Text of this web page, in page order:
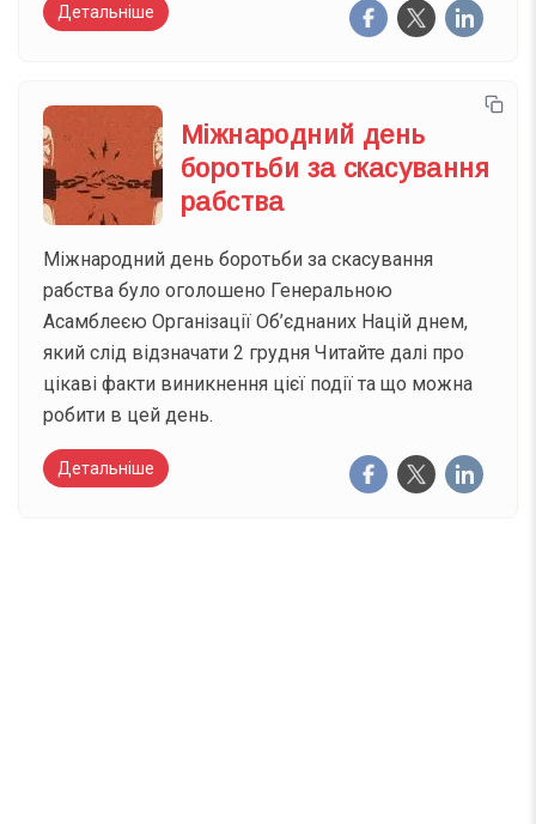
Детальніше
Міжнародний день
боротьби за скасування
рабства
Міжнародний день боротьби за скасування
рабства було оголошено Генеральною
Асамблеєю Організації Об’єднаних Націй днем,
який слід відзначати 2 грудня Читайте далі про
цікаві факти виникнення цієї події та що можна
робити в цей день.
Детальніше